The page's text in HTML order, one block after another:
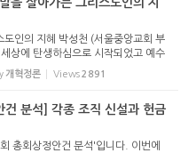
을 살아가는 그리스도인의 지
도인의 지혜 박성천 (서울중앙교회 부
상에 탄생하심으로 시작되었고 예수
로 완성된다. 예수님이 강림하실 때 모
성도들은 그 날을 어떻게 준비하며
개혁정론 Views2891
건 분석] 각종 조직 신설과 헌금
총회상정안건 분석'입니다. 이번에